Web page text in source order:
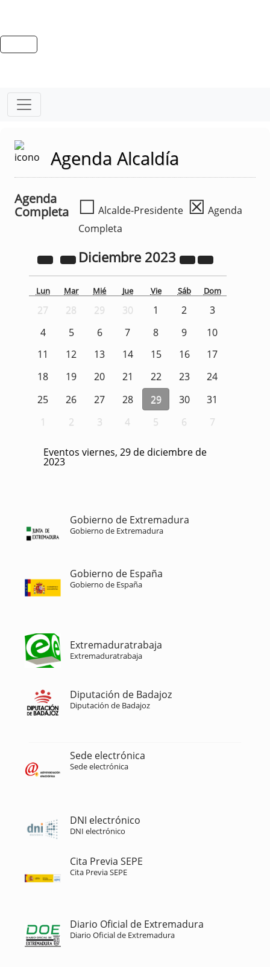
Agenda Alcaldía
Agenda
Completa
☐ Alcalde-Presidente ☒ Agenda
Completa
Diciembre 2023
Lun Mar Mié Jue Vie Sáb Dom
27 28 29 30 1 2
3
4
5 6 7 8 9
10
11
12 13 14 15 16
17
18
19 20 21 22 23
24
25
26 27 28 29 30
31
1
2 3 4 5 6 7
Eventos viernes, 29 de diciembre de
2023
Gobierno de Extremadura
Gobierno de Extremadura
Gobierno de España
Gobierno de España
Extremaduratrabaja
Extremaduratrabaja
Diputación de Badajoz
Diputación de Badajoz
Sede electrónica
Sede electrónica
DNI electrónico
DNI electrónico
Cita Previa SEPE
Cita Previa SEPE
Diario Oficial de Extremadura
Diario Oficial de Extremadura